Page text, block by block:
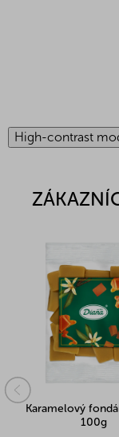
High-contrast
Karamelový
100g